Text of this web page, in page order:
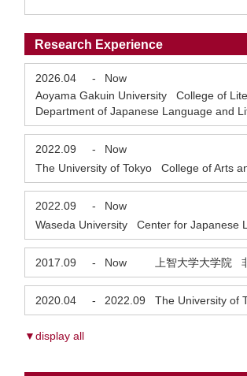
Research Experience
2026.04 -
Now
Aoyama Gakuin University College of
Department of Japanese Language and
2022.09 -
Now
The University of Tokyo College of Arts
2022.09 -
Now
Waseda University Center for Japanese
2017.09 - Now 上智大学大学院
2020.04 - 2022.09 The University of
▼display all